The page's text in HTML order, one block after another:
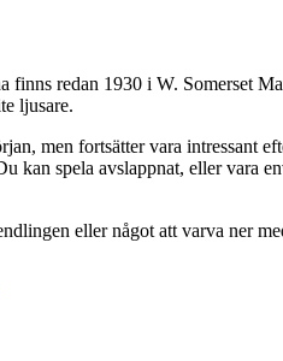
finns redan 1930 i W. Somerset
ljusare.
men fortsätter vara intressant
spela avslappnat, eller vara
eller något att varva ner